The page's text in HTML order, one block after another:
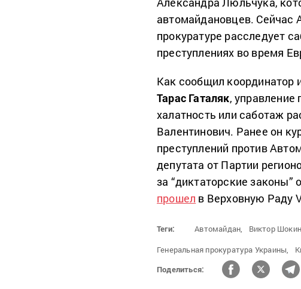
автомайдановцев. Сейчас
прокуратуре расследует
преступлениях во время
Как сообщил координатор
Тарас Гаталяк, управление
халатность или саботаж
Валентинович. Ранее он
преступлений против
депутата от Партии
за “диктаторские законы”
прошел в Верховную Раду
Теги: Автомайдан, Виктор
Генеральная прокуратура Украины,
Поделиться: